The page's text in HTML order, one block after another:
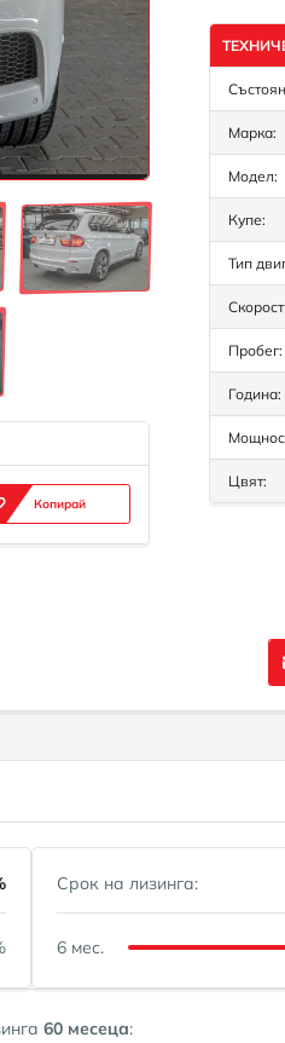
Копирай
Марка:
Модел:
Купе:
Тип
Пробег:
Година:
Цвят:
Срок на лизинга:
6 мес.
60 месеца: